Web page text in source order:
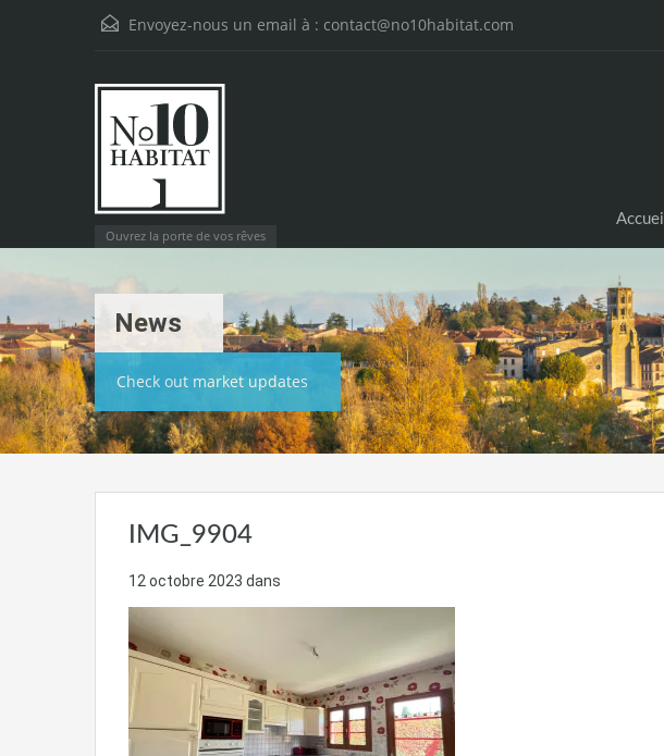
Envoyez-nous un email à : contact@no10habitat.com
Ouvrez la porte de vos rêves
Accueil
News
Check out market updates
IMG_9904
12 octobre 2023 dans